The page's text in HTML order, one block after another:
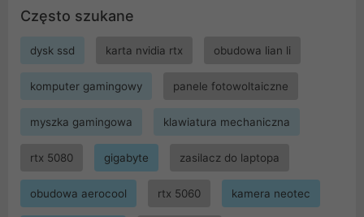
Często szukane
dysk ssd karta nvidia rtx obudowa lian li
komputer gamingowy panele fotowoltaiczne
myszka gamingowa klawiatura mechaniczna
rtx 5080 gigabyte zasilacz do laptopa
obudowa aerocool rtx 5060 kamera neotec